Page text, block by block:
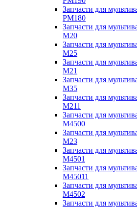
Запчасти для
PM180
Запчасти для
M20
Запчасти для
M25
Запчасти для
M21
Запчасти для
M35
Запчасти для
M211
Запчасти для
M4500
Запчасти для
M23
Запчасти для
M4501
Запчасти для
M45011
Запчасти для
M4502
Запчасти для